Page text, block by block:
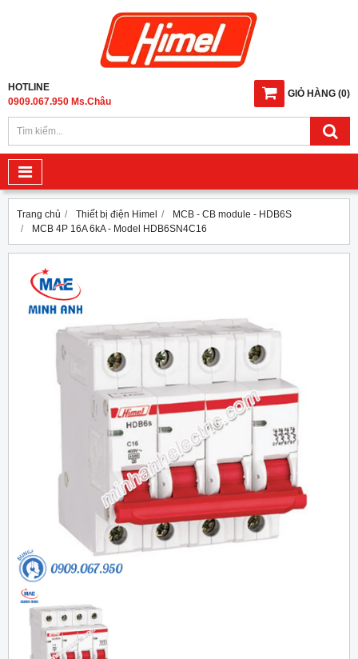
GIỎ HÀNG (0)
HOTLINE
0909.067.950 Ms.Châu
Trang chủ Thiết bị điện Himel
MCB - CB module - HDB6S
MCB 4P 16A 6kA - Model HDB6SN4C16